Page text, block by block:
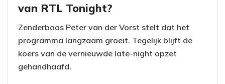
van RTL Tonight?
Zenderbaas Peter van der Vorst stelt dat het
programma langzaam groeit. Tegelijk blijft de
koers van de vernieuwde late-night opzet
gehandhaafd.